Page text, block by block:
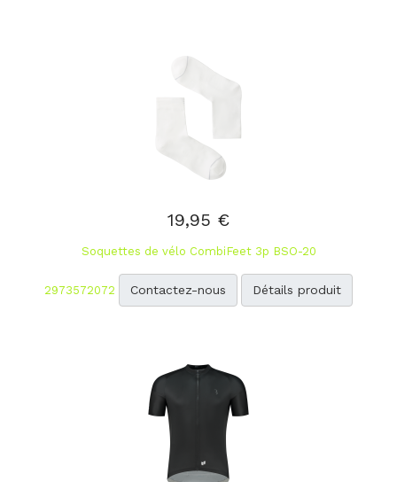
19,95 €
Soquettes de vélo CombiFeet 3p BSO-20
2973572072 Contactez-nous Détails produit